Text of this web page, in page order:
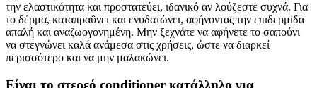
την ελαστικότητα και προστατεύει, ιδανικό αν λούζεστε συχνά. Για
το δέρμα, καταπραΰνει και ενυδατώνει, αφήνοντας την επιδερμίδα
απαλή και αναζωογονημένη. Μην ξεχνάτε να αφήνετε το σαπούνι
να στεγνώνει καλά ανάμεσα στις χρήσεις, ώστε να διαρκεί
περισσότερο και να μην μαλακώνει.
Είναι το στερεό conditioner κατάλληλο για